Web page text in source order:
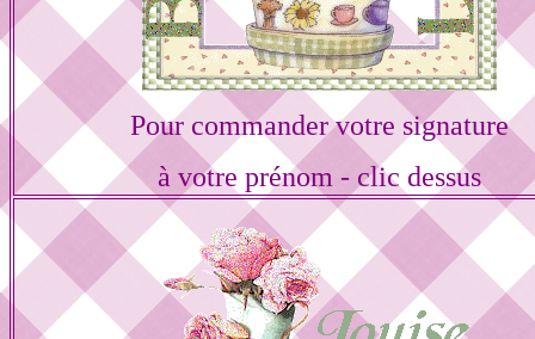
Pour commander votre signature
à votre prénom - clic dessus